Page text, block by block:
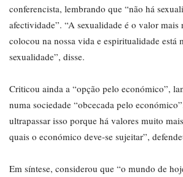
conferencista, lembrando que “não há
afectividade”. “A sexualidade é o valor mais
colocou na nossa vida e espiritualidade está
sexualidade”, disse.
Criticou ainda a “opção pelo económico”,
numa sociedade “obcecada pelo
ultrapassar isso porque há valores muito
quais o económico deve-se sujeitar”,
Em síntese, considerou que “o mundo de